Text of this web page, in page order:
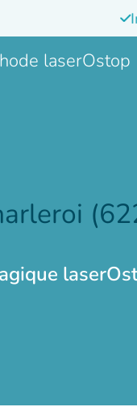
laserOstop